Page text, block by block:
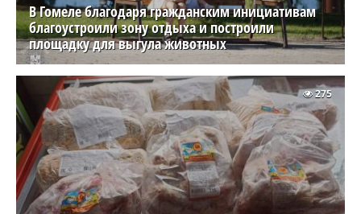
В Гомеле благодаря гражданским инициативам
благоустроили зону отдыха и построили
площадку для выгула животных
275